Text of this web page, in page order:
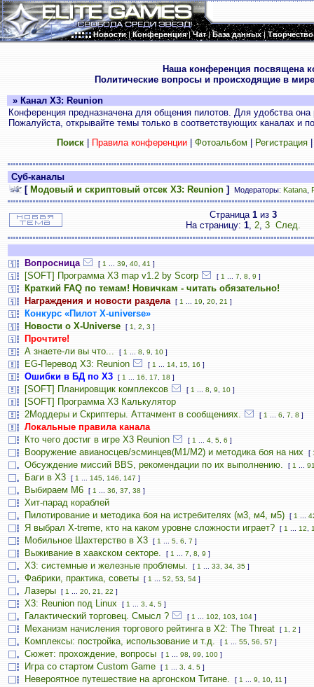
Новости|Конференция|Чат|База данных|Творчество
Наша конференция посвящена
Политические вопросы и происходящие в
» Канал X3: Reunion
Конференция предназначена для общения пилотов. Для удобства
Пожалуйста, открывайте темы только в соответствующих каналах и
Поиск| Правила конференции| Фотоальбом Регистрация
Суб-каналы
[ Модовый и скриптовый отсек X3: Reunion ] Модераторы: Katana
Страница 1 из 3
На страницу: 1, 2, 3 След.
Вопросница [ 1 39 40 41 ]
[SOFT] Программа X3 map v1.2 by Scorp [ 1 7 8 9 ]
Краткий FAQ по темам! Новичкам - читать обязательно!
Награждения и новости раздела
[ 1 19 20 21 ]
Конкурс «Пилот Х-universe»
Новости о X-Universe
[ 1 2 3 ]
Прочтите!
А знаете-ли вы что...
[ 1 8 9 10 ]
EG-Перевод X3: Reunion [ 1 14 15 16 ]
Ошибки в БД по Х3 [ 1 16 17 18 ]
[SOFT] Планировщик комплексов [ 1 8 9 10 ]
[SOFT] Программа X3 Калькулятор
2Моддеры и Скриптеры. Аттачмент в сообщениях.
[ 1 6 7 8 ]
Локальные правила канала
Кто чего достиг в игре Х3 Reunion
[ 1 4 5 6 ]
Вооружение авианосцев/эсминцев(М1/М2) и методика боя на них [
Обсуждение миссий BBS, рекомендации по их выполнению. [ 1
Баги в Х3 [ 1 145 146 147 ]
Выбираем M6 [ 1 36 37 38 ]
Хит-парад кораблей
Пилотирование и методика боя на истребителях (м3, м4, м5)
[ 1
Я выбрал X-treme, кто на каком уровне сложности играет? [ 1 12
Мобильное Шахтерство в Х3 [ 1 5 6 7 ]
Выживание в хаакском секторе. [ 1 7 8 9 ]
Х3: системные и железные проблемы. [ 1 33 34 35 ]
Фабрики, практика, советы [ 1 52 53 54 ]
Лазеры [ 1 20 21 22 ]
X3: Reunion под Linux [ 1 3 4 5 ]
Галактический торговец. Смысл ? [ 1 102 103 104 ]
Механизм начисления торгового рейтинга в Х2: The Threat [ 1 2 ]
Комплексы: постройка, использование и т.д. [ 1 55 56 57 ]
Сюжет: прохождение, вопросы [ 1 98 99 100 ]
Игра со стартом Custom Game [ 1 3 4 5 ]
Невероятное путешествие на аргонском Титане. [ 1 9 10 11 ]